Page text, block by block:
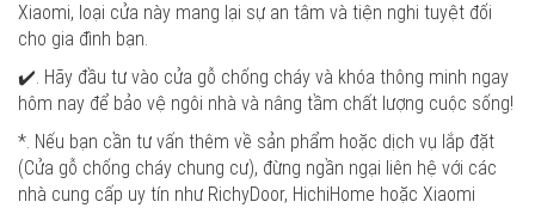
Xiaomi, loại cửa này mang lại sự an tâm và tiện nghi tuyệt đối
cho gia đình bạn.
✔️. Hãy đầu tư vào cửa gỗ chống cháy và khóa thông minh ngay
hôm nay để bảo vệ ngôi nhà và nâng tầm chất lượng cuộc sống!
*. Nếu bạn cần tư vấn thêm về sản phẩm hoặc dịch vụ lắp đặt
(Cửa gỗ chống cháy chung cư), đừng ngần ngại liên hệ với các
nhà cung cấp uy tín như RichyDoor, HichiHome hoặc Xiaomi